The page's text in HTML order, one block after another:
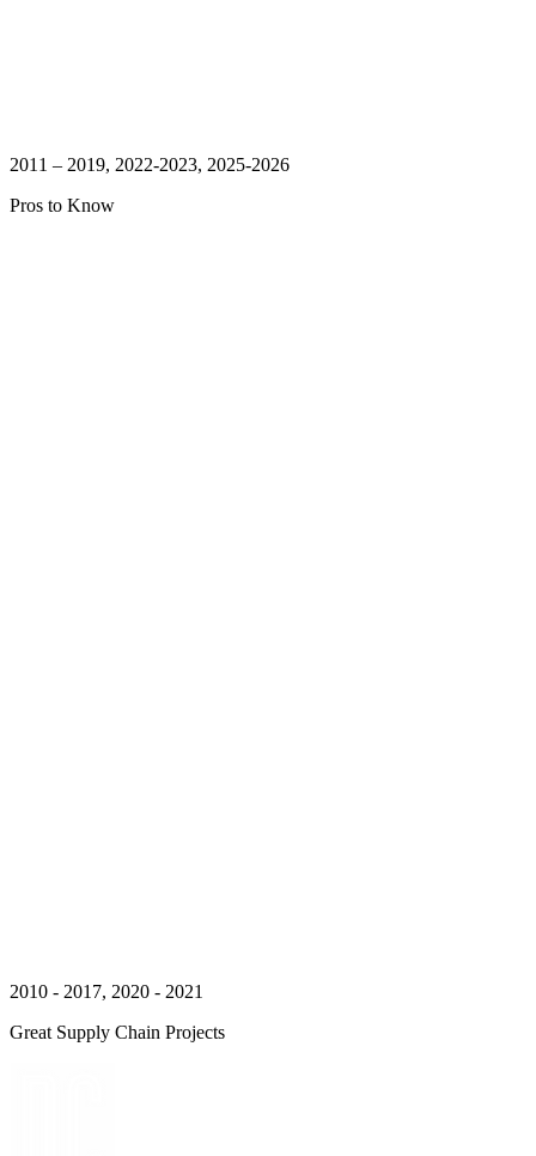
2011 – 2019, 2022-2023, 2025-2026
Pros to Know
2010 - 2017, 2020 - 2021
Great Supply Chain Projects